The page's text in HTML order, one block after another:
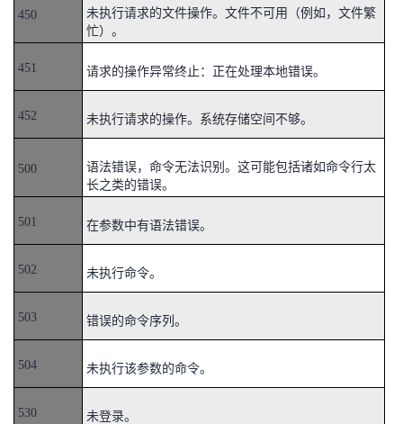
450
未执行请求的文件操作。文件不可用（例如，文件繁
忙）。
451 请求的操作异常终止：正在处理本地错误。
452 未执行请求的操作。系统存储空间不够。
500
语法错误，命令无法识别。这可能包括诸如命令行太
长之类的错误。
501 在参数中有语法错误。
502 未执行命令。
503 错误的命令序列。
504 未执行该参数的命令。
530 未登录。